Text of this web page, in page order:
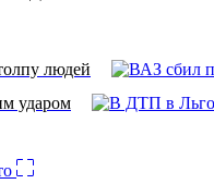
людей
ударом